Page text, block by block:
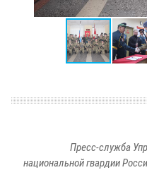
Пресс-служба
национальной гвардии